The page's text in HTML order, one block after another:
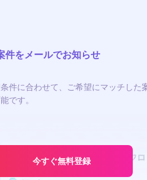
件をメールでお知らせ
件に合わせて、ご希望にマッチした
です。
今すぐ無料登録